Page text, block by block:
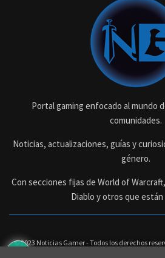
Portal gaming enfocado al mundo
comunidades.
Noticias, actualizaciones, guías y
género.
Con secciones fijas de World of Warcraft,
Diablo y otros que están
© 2023 Noticias Gamer - Todos los derechos